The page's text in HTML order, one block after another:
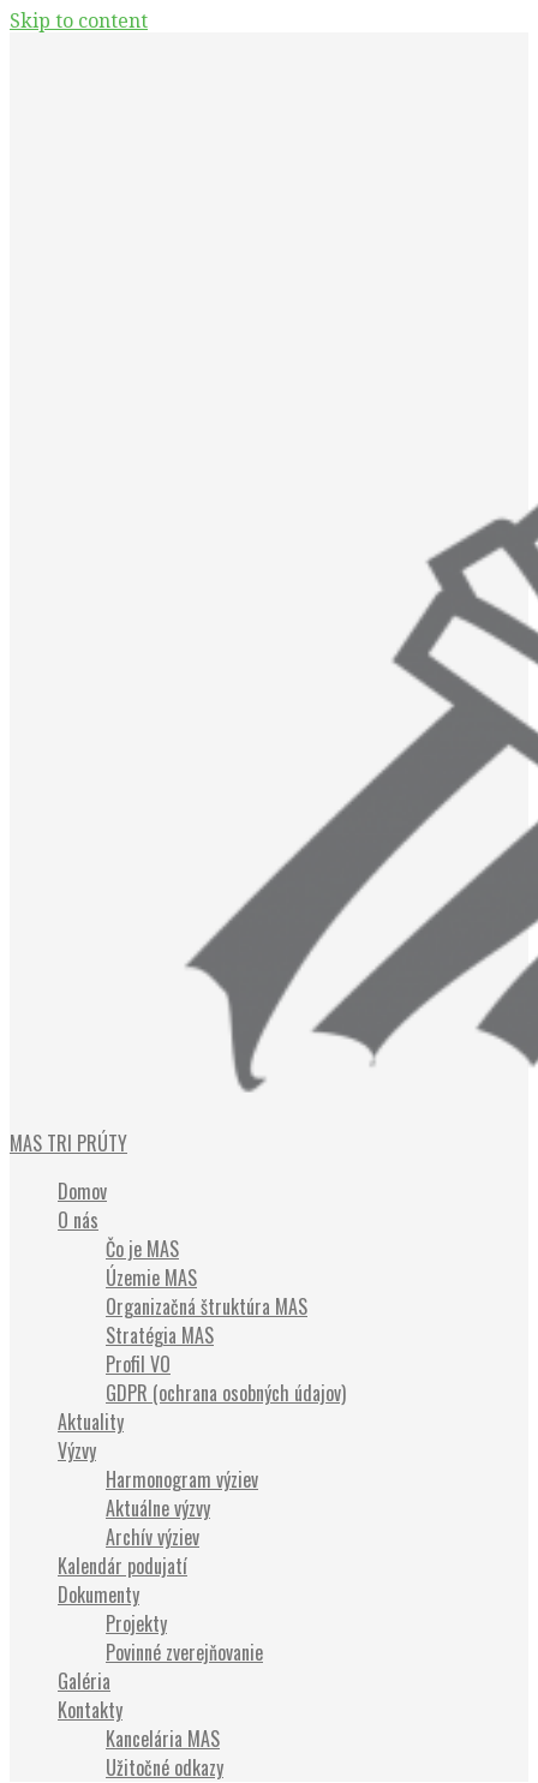
Skip to content
MAS TRI PRÚTY
Domov
O nás
Čo je MAS
Územie MAS
Organizačná štruktúra MAS
Stratégia MAS
Profil VO
GDPR (ochrana osobných údajov)
Aktuality
Výzvy
Harmonogram výziev
Aktuálne výzvy
Archív výziev
Kalendár podujatí
Dokumenty
Projekty
Povinné zverejňovanie
Galéria
Kontakty
Kancelária MAS
Užitočné odkazy